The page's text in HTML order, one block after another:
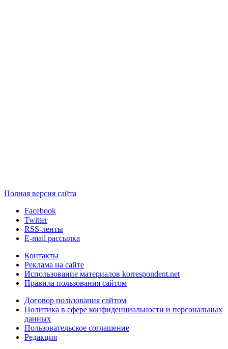
Полная версия сайта
Facebook
Twitter
RSS-ленты
E-mail рассылка
Контакты
Реклама на сайте
Использование материалов korrespondent.net
Правила пользования сайтом
Договор пользования сайтом
Политика в сфере конфиденциальности и персональных
данных
Пользовательское соглашение
Редакция